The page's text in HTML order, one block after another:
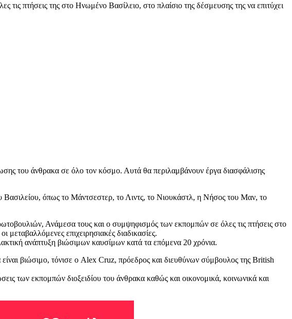
τις πτήσεις της στο Ηνωμένο Βασίλειο, στο πλαίσιο της δέσμευσης της να επιτύχει
του άνθρακα σε όλο τον κόσμο. Αυτά θα περιλαμβάνουν έργα διασφάλισης
Βασιλείου, όπως το Μάντσεστερ, το Λιντς, το Νιουκάστλ, η Νήσος του Μαν, το
Ανάμεσα τους και ο συμψηφισμός των εκπομπών σε όλες τις πτήσεις στο
επιχειρησιακές διαδικασίες.
ανάπτυξη βιώσιμων καυσίμων κατά τα επόμενα 20 χρόνια.
είναι βιώσιμο, τόνισε ο Alex Cruz, πρόεδρος και διευθύνων σύμβουλος της British
των εκπομπών διοξειδίου του άνθρακα καθώς και οικονομικά, κοινωνικά και